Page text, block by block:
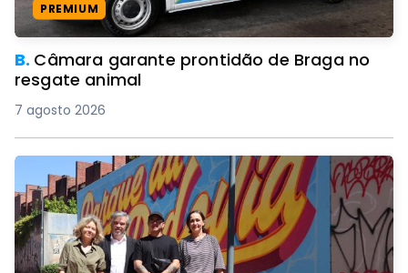
PREMIUM
B. Câmara garante prontidão de Braga no
resgate animal
7 agosto 2026